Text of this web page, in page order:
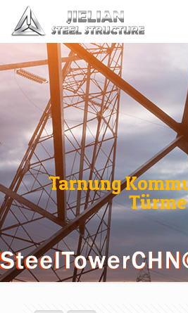
Tarnung
Türme